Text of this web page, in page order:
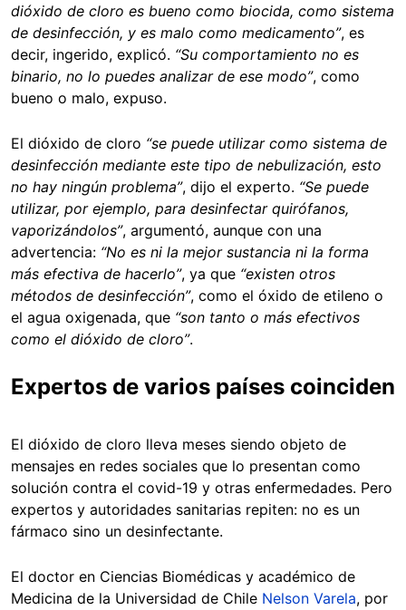
dióxido de cloro es bueno como biocida, como sistema
de desinfección, y es malo como medicamento”, es
decir, ingerido, explicó. “Su comportamiento no es
binario, no lo puedes analizar de ese modo”, como
bueno o malo, expuso.
El dióxido de cloro “se puede utilizar como sistema de
desinfección mediante este tipo de nebulización, esto
no hay ningún problema”, dijo el experto. “Se puede
utilizar, por ejemplo, para desinfectar quirófanos,
vaporizándolos”, argumentó, aunque con una
advertencia: “No es ni la mejor sustancia ni la forma
más efectiva de hacerlo”, ya que “existen otros
métodos de desinfección”, como el óxido de etileno o
el agua oxigenada, que “son tanto o más efectivos
como el dióxido de cloro”.
Expertos de varios países coinciden
El dióxido de cloro lleva meses siendo objeto de
mensajes en redes sociales que lo presentan como
solución contra el covid-19 y otras enfermedades. Pero
expertos y autoridades sanitarias repiten: no es un
fármaco sino un desinfectante.
El doctor en Ciencias Biomédicas y académico de
Medicina de la Universidad de Chile Nelson Varela, por